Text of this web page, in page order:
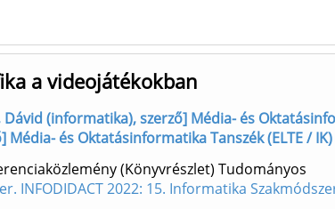
a videojátékokban
Dávid (informatika), szerző] Média- és
Média- és Oktatásinformatika Tanszék (ELTE / IK)
(Könyvrészlet) Tudományos
INFODIDACT 2022: 15. Informatika